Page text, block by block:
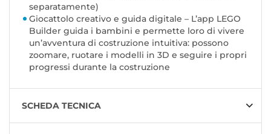
separatamente)
Giocattolo creativo e guida digitale – L’app LEGO
Builder guida i bambini e permette loro di vivere
un’avventura di costruzione intuitiva: possono
zoomare, ruotare i modelli in 3D e seguire i propri
progressi durante la costruzione
SCHEDA TECNICA